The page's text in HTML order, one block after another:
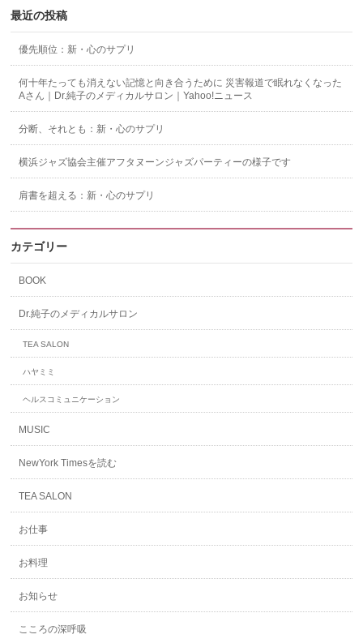
最近の投稿
優先順位：新・心のサプリ
何十年たっても消えない記憶と向き合うために 災害報道で眠れなくなった
Aさん｜Dr.純子のメディカルサロン｜Yahoo!ニュース
分断、それとも：新・心のサプリ
横浜ジャズ協会主催アフタヌーンジャズパーティーの様子です
肩書を超える：新・心のサプリ
カテゴリー
BOOK
Dr.純子のメディカルサロン
TEA SALON
ハヤミミ
ヘルスコミュニケーション
MUSIC
NewYork Timesを読む
TEA SALON
お仕事
お料理
お知らせ
こころの深呼吸